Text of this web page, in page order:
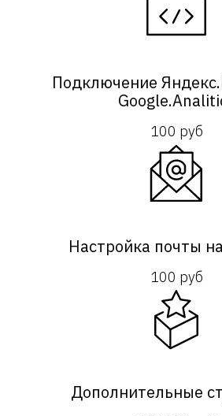
Подключение
100 руб
Настройка почты
100 руб
Дополнительные